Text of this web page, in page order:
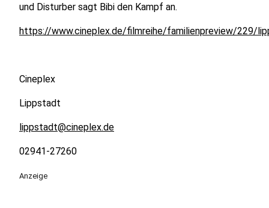
und Disturber sagt Bibi den Kampf an.
https://www.cineplex.de/filmreihe/familienpreview/229/
Cineplex
Lippstadt
lippstadt@cineplex.de
02941-27260
Anzeige